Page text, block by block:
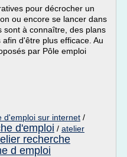
pour décrocher un
ou encore se lancer dans
sont à connaître, des plans
d'être plus efficace. Au
par Pôle emploi
d'emploi sur internet /
d'emploi / atelier
recherche
d emploi